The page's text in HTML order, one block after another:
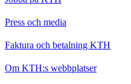
Press och media
Faktura och betalning KTH
Om KTH:s webbplatser